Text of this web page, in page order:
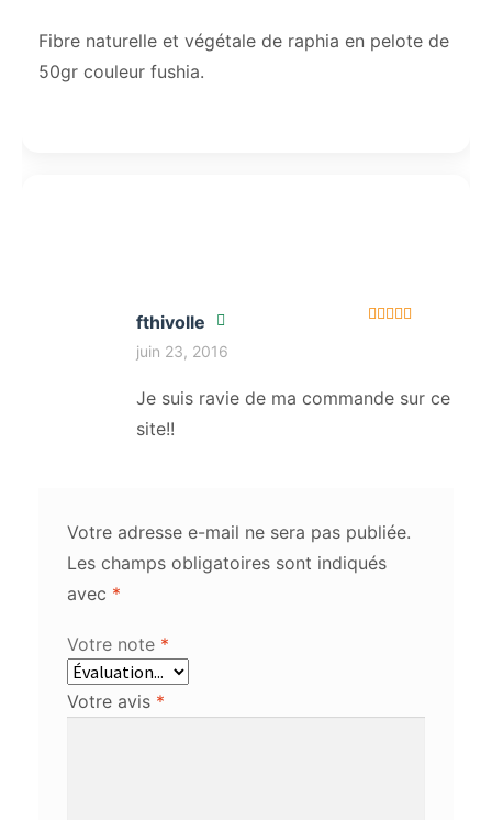
Fibre naturelle et végétale de raphia en pelote de
50gr couleur fushia.
fthivolle
juin 23, 2016
Je suis ravie de ma commande sur ce
site!!
Votre adresse e-mail ne sera pas publiée.
Les champs obligatoires sont indiqués
avec *
Votre note *
Votre avis *